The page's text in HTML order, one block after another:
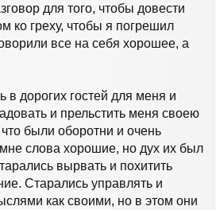
для того, чтобы довести
ко греху, чтобы я погрешил
все на себя хорошее, а
в дорогих гостей для меня и
и прельстить меня своею
были оборотни и очень
слова хорошие, но дух их был
вырвать и похитить
Старались управлять и
как своими, но в этом они